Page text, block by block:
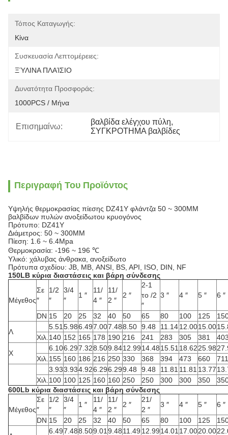
Τόπος Καταγωγής:
Κίνα
Συσκευασία Λεπτομέρειες:
ΞΎΛΙΝΑ ΠΛΑΊΣΙΟ
Δυνατότητα Προσφοράς:
1000PCS / Μήνα
Επισημαίνω:
βαλβίδα ελέγχου πύλη,
ΣΥΓΚΡΟΤΗΜΑ βαλβίδες
Περιγραφή Του Προϊόντος
Υψηλής θερμοκρασίας πίεσης DZ41Y φλάντζα 50 ~ 300MM
βαλβίδων πυλών ανοξείδωτου κρυογόνος
Πρότυπο: DZ41Y
Διάμετρος: 50 ~ 300MM
Πίεση: 1.6 ~ 6.4Mpa
Θερμοκρασία: -196 ~ 196 ℃
Υλικό: χάλυβας άνθρακα, ανοξείδωτο
Πρότυπα σχεδίου: JB, ΜΒ, ANSI, BS, API, ISO, DIN, NF
150LB κύρια διαστάσεις και βάρη σύνδεσης
Μέγεθος
Σε
″
1/2
″
3/4
″
1 ″
11/
4 ″
11/
2 ″
2 ″
2-1
το /2
″
3 ″ 4 ″ 5 ″ 6 ″
DN 15 20 25 32 40 50 65 80 100 125
Λ
5.51 5.986.497.007.488.50 9.48 11.1412.0015.00
Χιλ. 140 152 165 178 190 216 241 283 305 381
Χ
6.106.297.328.509.8412.9914.4815.51 18.6225.98
Χιλ. 155 160 186 216 250 330 368 394 473 660
711
3.933.934.926.296.299.48 9.48 11.81 11.81 13.77
Χιλ. 100 100 125 160 160 250 250 300 300 350
600Lb κύρια διαστάσεις και βάρη σύνδεσης
Μέγεθος
Σε
″
1/2
″
3/4
″
1 ″
11/
4 ″
11/
2 ″
2 ″
21/
2 ″
3 ″ 4 ″ 5 ″
6 ″
DN 15 20 25 32 40 50 65 80 100 125
6.497.488.509.01 9.4811.49 12.9914.01 17.0020.00